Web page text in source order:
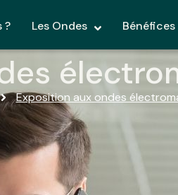
? Les Ondes Bénéfices
Exposition aux ondes